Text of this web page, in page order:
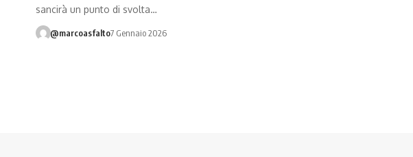
sancirà un punto di svolta…
@marcoasfalto7 Gennaio 2026